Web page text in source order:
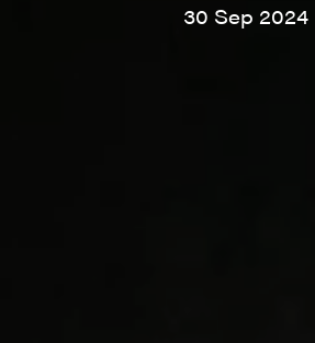
30 Sep 2024